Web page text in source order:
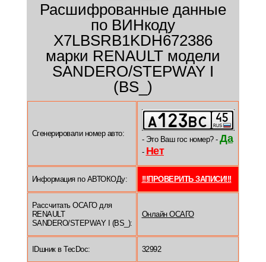
Расшифрованные данные
по ВИНкоду
X7LBSRB1KDH672386
марки RENAULT модели
SANDERO/STEPWAY I
(BS_)
Сгенерировали номер авто:
- Это Ваш гос номер? - Да
- Нет
Информация по АВТОКОДу: !!!ПРОВЕРИТЬ ЗАПИСИ!!!
Рассчитать ОСАГО для
RENAULT
SANDERO/STEPWAY I (BS_):
Онлайн ОСАГО
IDшник в TecDoc: 32992